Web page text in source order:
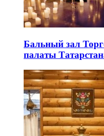
Бальный зал
палаты